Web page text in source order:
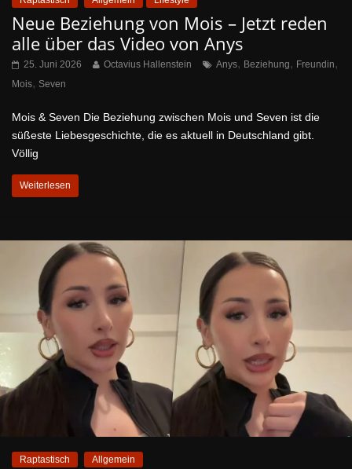
Neue Beziehung von Mois – Jetzt reden
alle über das Video von Anys
25. Juni 2026 Octavius Hallenstein Anys, Beziehung, Freundin,
Mois, Seven
Mois & Seven Die Beziehung zwischen Mois und Seven ist die
süßeste Liebesgeschichte, die es aktuell in Deutschland gibt.
Völlig
Weiterlesen
Raptastisch Allgemein